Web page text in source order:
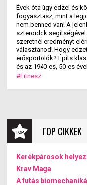
Évek óta úgy edzel és
fogyasztasz, mint a
nem benned van! A
szteroidok segítségével
szeretnél eredményt
választanod! Hogy
erősportolók? Építs
és az 1940-es, 50-es
#Fitnesz
TOP CIKKEK
Kerékpárosok
Krav Maga
A futás